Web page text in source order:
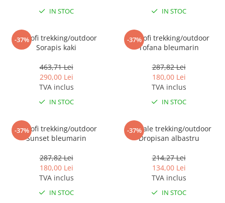
Veste de lucru
Combinezoane de lucru
impermeabile
Costume de ploaie impermeabile
Jachete / Bluze salopeta
Pantaloni impermeabili
Pelerine de ploaie
Industria alimentara
Pantaloni de lucru
Sorturi impermeabile
Pentru sudura
IN STOC IN STOC
-37%
Pantofi trekking/outdoor
Sorapis kaki
463,71 Lei
290,00 Lei
TVA inclus
IN STOC
-37%
Pantofi trekking/outdoor
Tofana bleumarin
287,82 Lei
180,00 Lei
TVA inclus
IN STOC
-37%
Pantofi trekking/outdoor
Sunset bleumarin
287,82 Lei
180,00 Lei
TVA inclus
IN STOC
-37%
Sandale trekking/outdoor
Dropisan albastru
214,27 Lei
134,00 Lei
TVA inclus
IN STOC